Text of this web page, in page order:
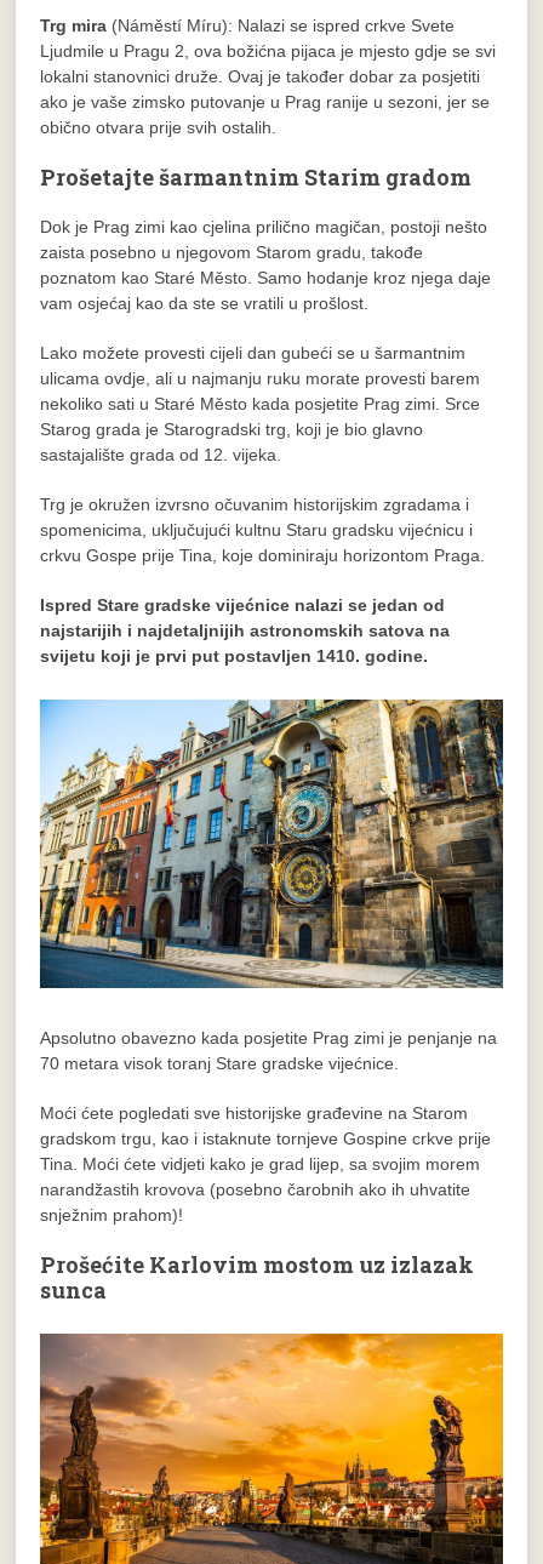
Trg mira (Náměstí Míru): Nalazi se ispred crkve Svete
Ljudmile u Pragu 2, ova božićna pijaca je mjesto gdje se svi
lokalni stanovnici druže. Ovaj je također dobar za posjetiti
ako je vaše zimsko putovanje u Prag ranije u sezoni, jer se
obično otvara prije svih ostalih.
Prošetajte šarmantnim Starim gradom
Dok je Prag zimi kao cjelina prilično magičan, postoji nešto
zaista posebno u njegovom Starom gradu, takođe
poznatom kao Staré Město. Samo hodanje kroz njega daje
vam osjećaj kao da ste se vratili u prošlost.
Lako možete provesti cijeli dan gubeći se u šarmantnim
ulicama ovdje, ali u najmanju ruku morate provesti barem
nekoliko sati u Staré Město kada posjetite Prag zimi. Srce
Starog grada je Starogradski trg, koji je bio glavno
sastajalište grada od 12. vijeka.
Trg je okružen izvrsno očuvanim historijskim zgradama i
spomenicima, uključujući kultnu Staru gradsku vijećnicu i
crkvu Gospe prije Tina, koje dominiraju horizontom Praga.
Ispred Stare gradske vijećnice nalazi se jedan od
najstarijih i najdetaljnijih astronomskih satova na
svijetu koji je prvi put postavljen 1410. godine.
Apsolutno obavezno kada posjetite Prag zimi je penjanje na
70 metara visok toranj Stare gradske vijećnice.
Moći ćete pogledati sve historijske građevine na Starom
gradskom trgu, kao i istaknute tornjeve Gospine crkve prije
Tina. Moći ćete vidjeti kako je grad lijep, sa svojim morem
narandžastih krovova (posebno čarobnih ako ih uhvatite
snježnim prahom)!
Prošećite Karlovim mostom uz izlazak
sunca